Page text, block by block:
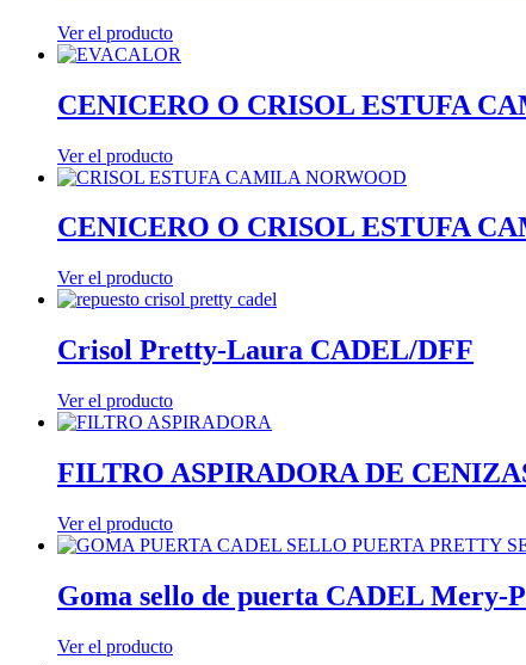
Ver el producto
CENICERO O CRISOL ESTUFA
Ver el producto
CENICERO O CRISOL ESTUFA
Ver el producto
Crisol Pretty-Laura CADEL/DFF
Ver el producto
FILTRO ASPIRADORA DE
Ver el producto
Goma sello de puerta CADEL Mery-
Ver el producto